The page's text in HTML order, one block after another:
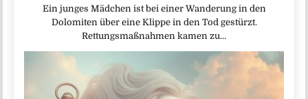
Ein junges Mädchen ist bei einer Wanderung in den
Dolomiten über eine Klippe in den Tod gestürzt.
Rettungsmaßnahmen kamen zu…